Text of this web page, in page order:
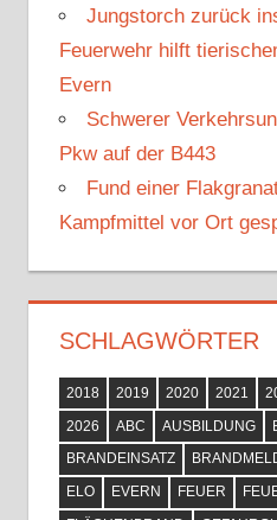
Jungstorch zurück
Feuerwehr hilft
Evern
Schwerer
Pkw auf der B443
Fund einer
Kampfmittel vor Ort
SCHLAGWÖRTER
2018 2019 2020 2021
2026
ABC AUSBILDUNG
BRANDEINSATZ
ELO
EVERN FEUER